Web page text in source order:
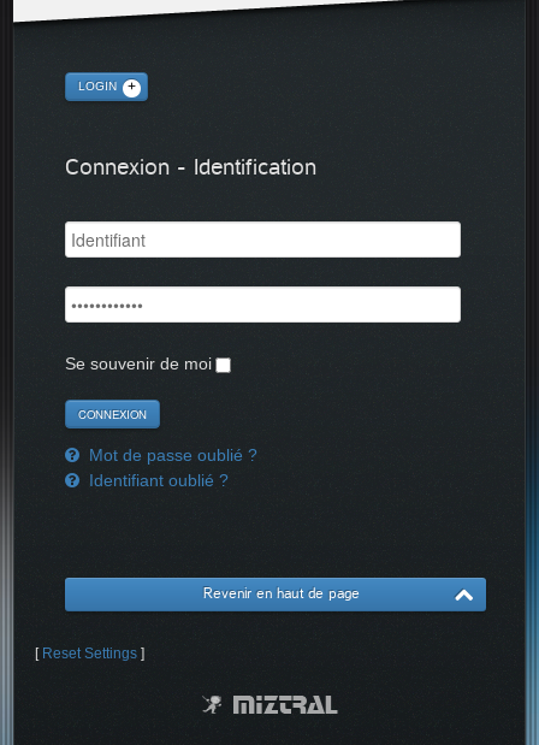
LOGIN
Connexion - Identification
Se souvenir de moi
Mot de passe oublié ?
Identifiant oublié ?
Revenir en haut de page
[ Reset Settings ]